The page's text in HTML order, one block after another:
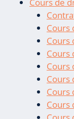
Cours de
Cours
Cours
Cours
Cours
Cours
Cours
Cours